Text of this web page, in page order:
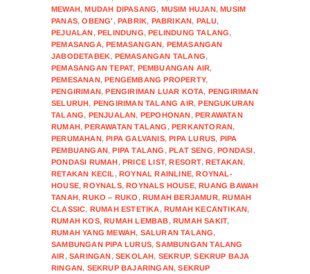
MEWAH,MUDAH DIPASANG, MUSIM HUJAN,MUSIM
PANAS,OBENG' ,PABRIK, PABRIKAN, PALU,
PEJUALAN,PELINDUNG,PELINDUNG TALANG,
PEMASANGA,PEMASANGAN, PEMASANGAN
JABODETABEK, PEMASANGAN TALANG,
PEMASANGAN TEPAT, PEMBUANGAN AIR,
PEMESANAN,PENGEMBANG PROPERTY,
PENGIRIMAN,PENGIRIMAN LUAR KOTA, PENGIRIMAN
SELURUH, PENGIRIMAN TALANG AIR,PENGUKURAN
TALANG, PENJUALAN, PEPOHONAN,PERAWATAN
RUMAH,PERAWATAN TALANG ,PERKANTORAN,
PERUMAHAN,PIPA GALVANIS,PIPA LURUS, PIPA
PEMBUANGAN,PIPA TALANG ,PLAT SENG,PONDASI,
PONDASI RUMAH,PRICE LIST,RESORT,RETAKAN,
RETAKAN KECIL ,ROYNAL RAINLINE,ROYNAL-
HOUSE,ROYNALS,ROYNALS HOUSE,RUANG BAWAH
TANAH,RUKO – RUKO ,RUMAH BERJAMUR,RUMAH
CLASSIC, RUMAH ESTETIKA,RUMAH KECANTIKAN,
RUMAH KOS,RUMAH LEMBAB,RUMAH SAKIT,
RUMAH YANG MEWAH, SALURAN TALANG,
SAMBUNGAN PIPA LURUS,SAMBUNGAN TALANG
AIR,SARINGAN,SEKOLAH, SEKRUP,SEKRUP BAJA
RINGAN, SEKRUP BAJARINGAN,SEKRUP